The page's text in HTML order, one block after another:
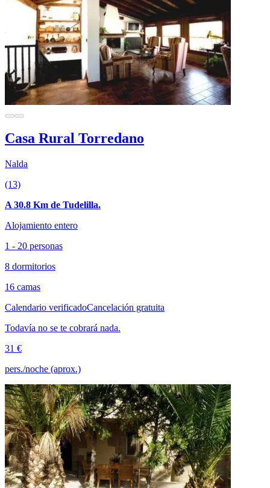
Casa Rural Torredano
Nalda
(13)
A 30.8 Km de Tudelilla.
Alojamiento entero
1 - 20 personas
8 dormitorios
16 camas
Calendario verificadoCancelación gratuita
Todavía no se te cobrará nada.
31 €
pers./noche (aprox.)